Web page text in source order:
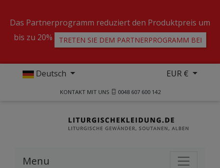
Das Partnerprogramm reduziert den Produktpreis um
bis zu 20%
TRETEN SIE DEM PARTNERPROGRAMM BEI
Deutsch EUR €
KONTAKT MIT UNS 0048 607 600 142
Menu